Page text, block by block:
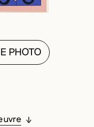
PHOTO
pour ajouter